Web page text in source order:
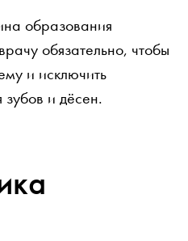
образования
обязательно, чтобы
и исключить
и дёсен.